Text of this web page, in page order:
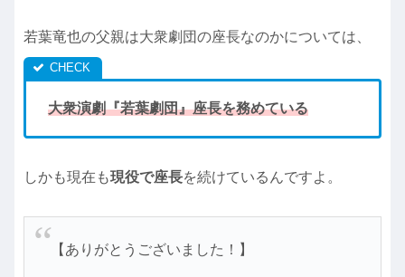
若葉竜也の父親は大衆劇団の座長なのかについては、
大衆演劇『若葉劇団』座長を務めている
しかも現在も現役で座長を続けているんですよ。
【ありがとうございました！】